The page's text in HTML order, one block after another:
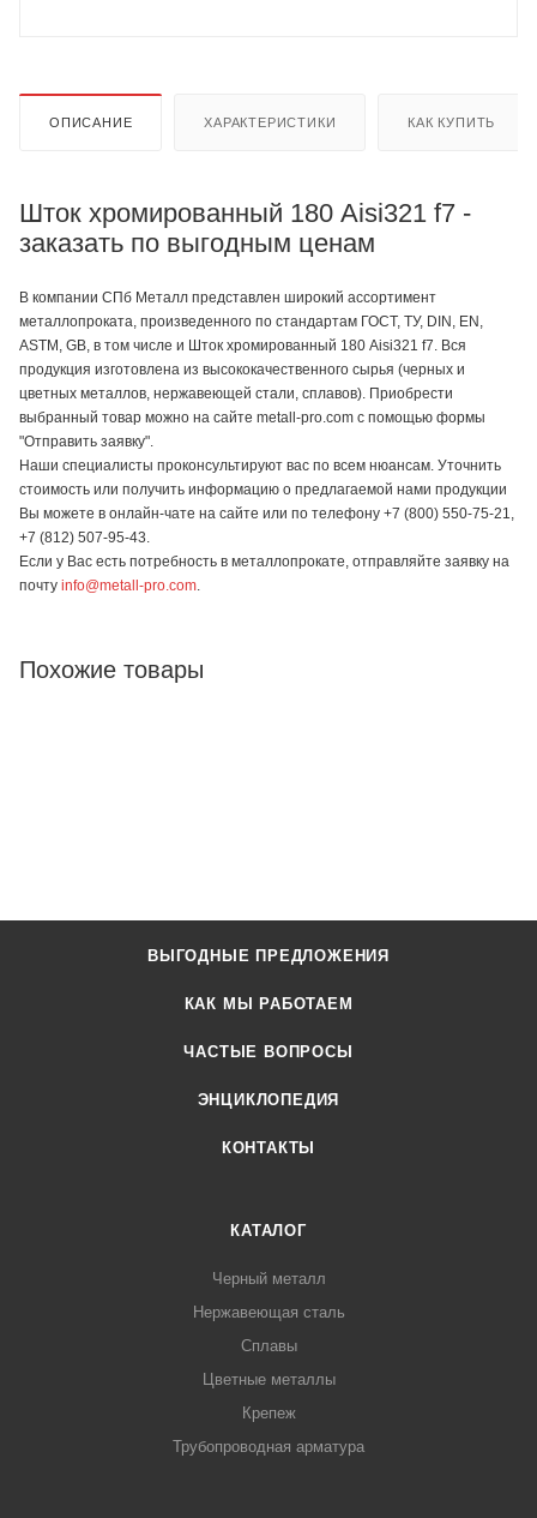
ОПИСАНИЕ ХАРАКТЕРИСТИКИ КАК КУПИТЬ
Шток хромированный 180 Aisi321 f7 -
заказать по выгодным ценам
В компании СПб Металл представлен широкий ассортимент
металлопроката, произведенного по стандартам ГОСТ, ТУ, DIN, EN,
ASTM, GB, в том числе и Шток хромированный 180 Aisi321 f7. Вся
продукция изготовлена из высококачественного сырья (черных и
цветных металлов, нержавеющей стали, сплавов). Приобрести
выбранный товар можно на сайте metall-pro.com с помощью формы
"Отправить заявку".
Наши специалисты проконсультируют вас по всем нюансам. Уточнить
стоимость или получить информацию о предлагаемой нами продукции
Вы можете в онлайн-чате на сайте или по телефону +7 (800) 550-75-21,
+7 (812) 507-95-43.
Если у Вас есть потребность в металлопрокате, отправляйте заявку на
почту info@metall-pro.com
Похожие товары
ВЫГОДНЫЕ ПРЕДЛОЖЕНИЯ
КАК МЫ РАБОТАЕМ
ЧАСТЫЕ ВОПРОСЫ
ЭНЦИКЛОПЕДИЯ
КОНТАКТЫ
КАТАЛОГ
Черный металл
Нержавеющая сталь
Сплавы
Цветные металлы
Крепеж
Трубопроводная арматура